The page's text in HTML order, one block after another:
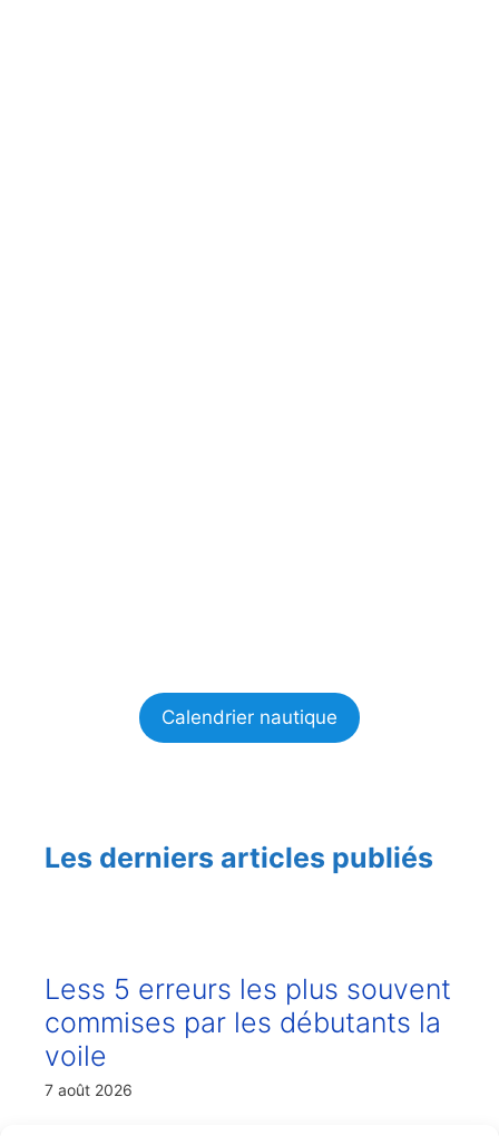
Calendrier nautique
Les derniers articles publiés
Less 5 erreurs les plus souvent
commises par les débutants la
voile
7 août 2026